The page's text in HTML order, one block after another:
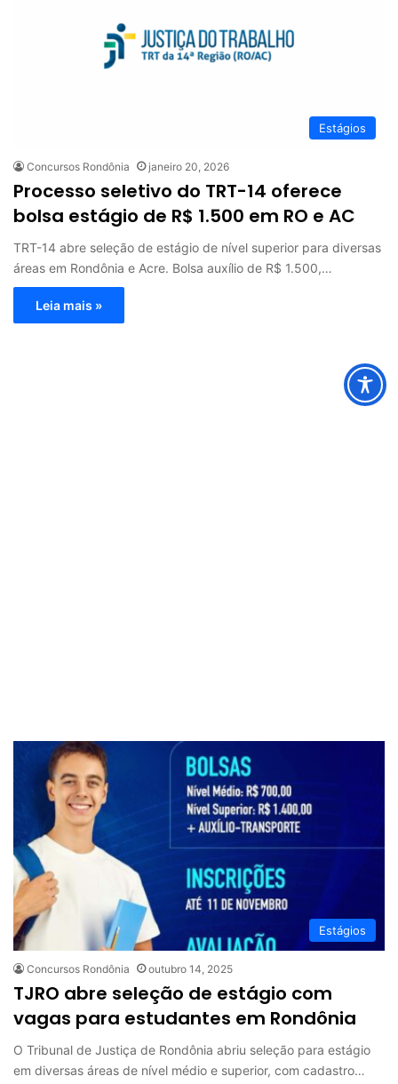
Estágios
Concursos Rondônia janeiro 20, 2026
Processo seletivo do TRT-14 oferece
bolsa estágio de R$ 1.500 em RO e AC
TRT-14 abre seleção de estágio de nível superior para diversas
áreas em Rondônia e Acre. Bolsa auxílio de R$ 1.500,…
Leia mais »
Estágios
Concursos Rondônia outubro 14, 2025
TJRO abre seleção de estágio com
vagas para estudantes em Rondônia
O Tribunal de Justiça de Rondônia abriu seleção para estágio
em diversas áreas de nível médio e superior, com cadastro…